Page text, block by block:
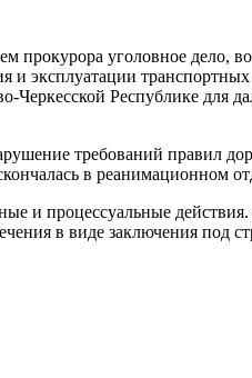
прокурора уголовное дело,
эксплуатации транспортных
Черкесской Республике для
требований правил
в реанимационном
и процессуальные
в виде заключения под